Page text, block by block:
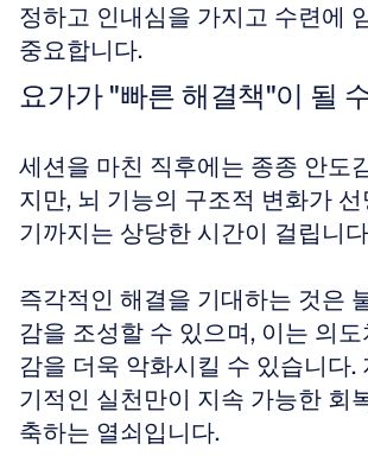
정하고 인내심을 가지고 수련에
중요합니다.
요가가 "빠른 해결책"이 될
세션을 마친 직후에는 종종 안도
지만, 뇌 기능의 구조적 변화가
기까지는 상당한 시간이 걸립니
즉각적인 해결을 기대하는 것은
감을 조성할 수 있으며, 이는 의
감을 더욱 악화시킬 수 있습니다.
기적인 실천만이 지속 가능한 회
축하는 열쇠입니다.